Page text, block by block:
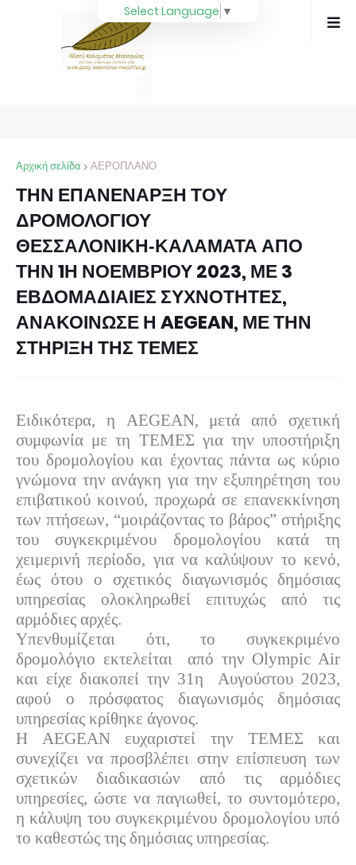
Αρχική σελίδα ΑΕΡΟΠΛΑΝΟ
ΤΗΝ ΕΠΑΝΕΝΑΡΞΗ ΤΟΥ
ΔΡΟΜΟΛΟΓΙΟΥ
ΘΕΣΣΑΛΟΝΙΚΗ‑ΚΑΛΑΜΑΤΑ ΑΠΟ
ΤΗΝ 1Η ΝΟΕΜΒΡΙΟΥ 2023, ΜΕ 3
ΕΒΔΟΜΑΔΙΑΙΕΣ ΣΥΧΝΟΤΗΤΕΣ,
ΑΝΑΚΟΙΝΩΣΕ Η AEGEAN, ΜΕ ΤΗΝ
ΣΤΗΡΙΞΗ ΤΗΣ ΤΕΜΕΣ
Ειδικότερα, η AEGEAN, μετά από σχετική
συμφωνία με τη ΤΕΜΕΣ για την υποστήριξη
του δρομολογίου και έχοντας πάντα ως κύριο
γνώμονα την ανάγκη για την εξυπηρέτηση του
επιβατικού κοινού, προχωρά σε επανεκκίνηση
των πτήσεων, “μοιράζοντας το βάρος” στήριξης
του συγκεκριμένου δρομολογίου κατά τη
χειμερινή περίοδο, για να καλύψουν το κενό,
έως ότου ο σχετικός διαγωνισμός δημόσιας
υπηρεσίας ολοκληρωθεί επιτυχώς από τις
αρμόδιες αρχές.
Υπενθυμίζεται ότι, το συγκεκριμένο
δρομολόγιο εκτελείται από την Olympic Air
και είχε διακοπεί την 31η Αυγούστου 2023,
αφού ο πρόσφατος διαγωνισμός δημόσιας
υπηρεσίας κρίθηκε άγονος.
Η AEGEAN ευχαριστεί την ΤΕΜΕΣ και
συνεχίζει να προσβλέπει στην επίσπευση των
σχετικών διαδικασιών από τις αρμόδιες
υπηρεσίες, ώστε να παγιωθεί, το συντομότερο,
η κάλυψη του συγκεκριμένου δρομολογίου υπό
το καθεστώς της δημόσιας υπηρεσίας.
Select Language ▼